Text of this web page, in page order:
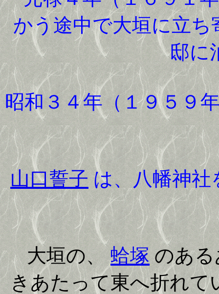
かう途中で大垣に立
邸に
昭和３４年（１９５９
山口誓子 は、八幡神社
大垣の、蛤塚のある
きあたって東へ折れ